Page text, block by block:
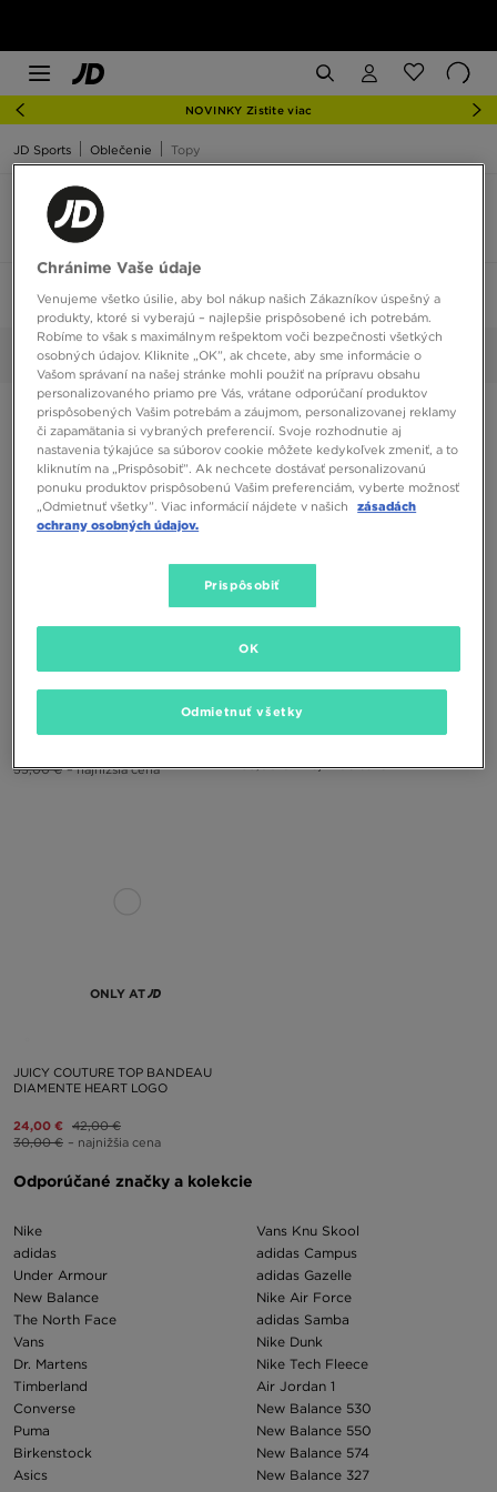
NOVINKY Zistite viac
JD Sports Oblečenie Topy
Zoradiť:Odporúčané Filtrovať 1
Vybrané: Ružová Vyčistiť
JUICY COUTURE TOP DIAMANTE
35,00 € – najnižšia cena
JUICY COUTURE TOP JERSEY
HALTER
35,00 € – najnižšia cena
ONLY AT
JUICY COUTURE TOP BANDEAU
DIAMENTE HEART LOGO
24,00 € 42,00 €
30,00 € – najnižšia cena
Odporúčané značky a kolekcie
Nike
adidas
Under Armour
New Balance
The North Face
Vans
Dr. Martens
Timberland
Converse
Puma
Birkenstock
Asics
Vans Knu Skool
adidas Campus
adidas Gazelle
Nike Air Force
adidas Samba
Nike Dunk
Nike Tech Fleece
Air Jordan 1
New Balance 530
New Balance 550
New Balance 574
New Balance 327
Chránime Vaše údaje
Venujeme všetko úsilie, aby bol nákup našich Zákazníkov úspešný a
produkty, ktoré si vyberajú – najlepšie prispôsobené ich potrebám.
Robíme to však s maximálnym rešpektom voči bezpečnosti všetkých
osobných údajov. Kliknite „OK”, ak chcete, aby sme informácie o
Vašom správaní na našej stránke mohli použiť na prípravu obsahu
personalizovaného priamo pre Vás, vrátane odporúčaní produktov
prispôsobených Vašim potrebám a záujmom, personalizovanej reklamy
či zapamätania si vybraných preferencií. Svoje rozhodnutie aj
nastavenia týkajúce sa súborov cookie môžete kedykoľvek zmeniť, a to
kliknutím na „Prispôsobiť”. Ak nechcete dostávať personalizovanú
ponuku produktov prispôsobenú Vašim preferenciám, vyberte možnosť
„Odmietnuť všetky”. Viac informácií nájdete v našich
zásadách
ochrany osobných údajov.
Prispôsobiť
Odmietnuť všetky
OK